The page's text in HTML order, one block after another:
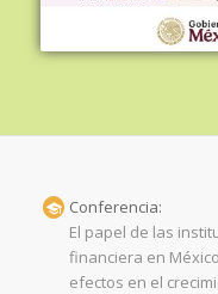
Conferencia:
El papel de las
financiera en
efectos en el